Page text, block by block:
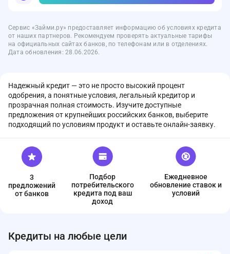
Сервис «Займи.ру» предоставляет информацию об условиях кредита
от наших партнеров. Рекомендуем проверять актуальные тарифы
на официальных сайтах банков, по телефонам или в отделениях.
Дата обновления: 28.06.2026.
Надежный кредит — это не просто высокий процент
одобрения, а понятные условия, легальный кредитор и
прозрачная полная стоимость. Изучите доступные
предложения от крупнейших российских банков, выберите
подходящий по условиям продукт и оставьте онлайн-заявку.
3
предложений
от банков
Подбор
потребительского
кредита под ваш
доход
Ежедневное
обновление ставок и
условий
Кредиты на любые цели